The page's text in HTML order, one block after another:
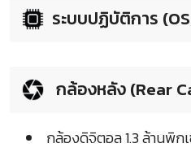
ระบบปฏิบัติการ
กล้องหลัง (Rear
กล้องดิจิตอล 1.3 ล้านพิก